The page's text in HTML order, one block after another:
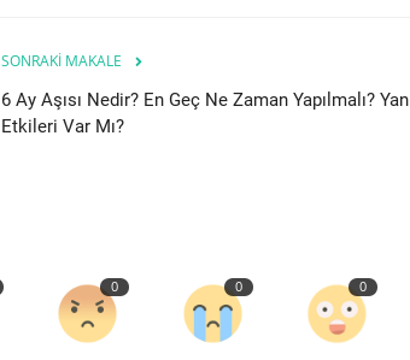
SONRAKI MAKALE
6 Ay Aşısı Nedir? En Geç Ne Zaman Yapılmalı? Yan
Etkileri Var Mı?
0 0 0